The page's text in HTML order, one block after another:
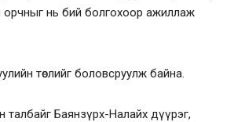
орчныг нь бий болгохоор ажиллаж
төслийг боловсруулж байна.
Баянзүрх-Налайх дүүрэг,